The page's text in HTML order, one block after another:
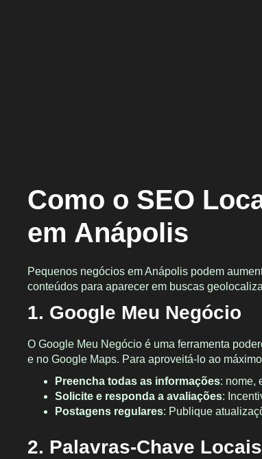
Como o SEO
em Anápolis
Pequenos negócios em Anápolis podem
conteúdos para aparecer em buscas
1. Google Meu Negócio
O Google Meu Negócio é uma ferramenta
e no Google Maps. Para aproveitá-lo ao
Preencha todas as informações: nome,
Solicite e responda a avaliações:
Postagens regulares: Publique
2. Palavras-Chave Locais